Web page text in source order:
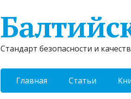
Стандарт безопасности и
Главная Статьи